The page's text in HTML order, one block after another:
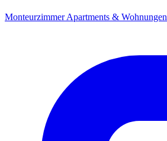
MonteurzimmerApartments & Wohnungen